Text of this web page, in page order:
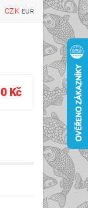
CZK EUR
0 Kč